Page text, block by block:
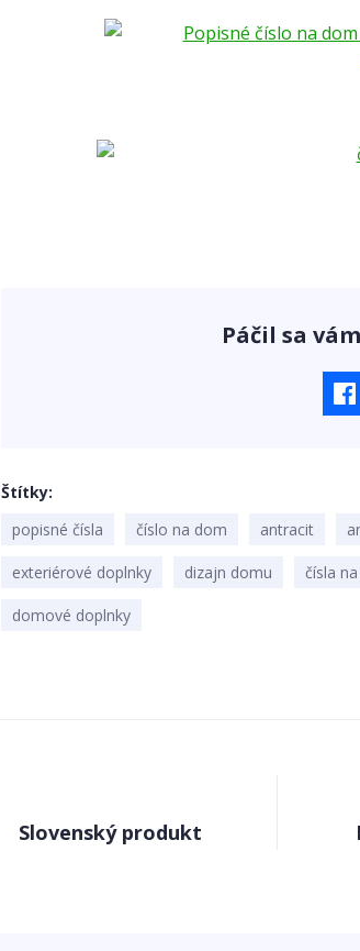
Páčil sa
Štítky
popisné čísla
číslo na dom antracit
exteriérové doplnky dizajn domu čísla
domové doplnky
Slovenský produkt